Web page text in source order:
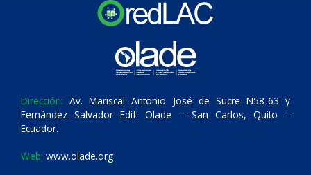
Dirección: Av. Mariscal Antonio José de Sucre N58-63 y
Fernández Salvador Edif. Olade – San Carlos, Quito –
Ecuador.
Web: www.olade.org